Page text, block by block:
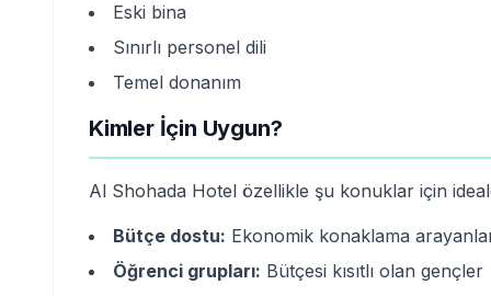
Eski bina
Sınırlı personel dili
Temel donanım
Kimler İçin Uygun?
Al Shohada Hotel özellikle şu konuklar için
Bütçe dostu: Ekonomik konaklama
Öğrenci grupları: Bütçesi kısıtlı olan gençler